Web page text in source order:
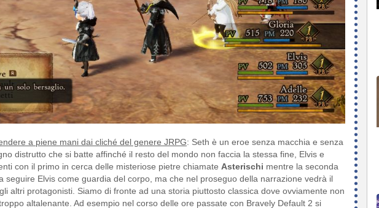
a piene mani dai cliché del genere JRPG: Seth è un eroe senza macchia e senza
distrutto che si batte affinché il resto del mondo non faccia la stessa fine, Elvis e
con il primo in cerca delle misteriose pietre chiamate Asterischi mentre la seconda
seguire Elvis come guardia del corpo, ma che nel proseguo della narrazione vedrà il
altri protagonisti. Siamo di fronte ad una storia piuttosto classica dove ovviamente non
altalenante. Ad esempio nel corso delle ore passate con Bravely Default 2 si